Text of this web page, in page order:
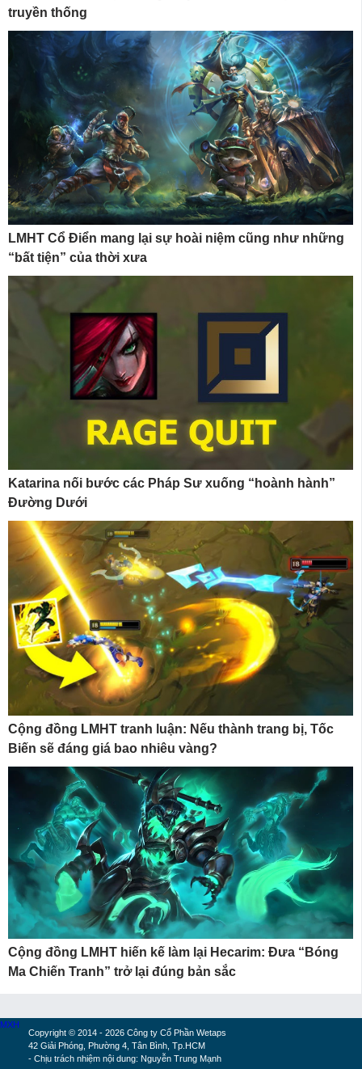
truyền thống
LMHT Cổ Điển mang lại sự hoài niệm cũng như những
“bất tiện” của thời xưa
Katarina nối bước các Pháp Sư xuống “hoành hành”
Đường Dưới
Cộng đồng LMHT tranh luận: Nếu thành trang bị, Tốc
Biến sẽ đáng giá bao nhiêu vàng?
Cộng đồng LMHT hiến kế làm lại Hecarim: Đưa “Bóng
Ma Chiến Tranh” trở lại đúng bản sắc
Copyright © 2014 - 2026 Công ty Cổ Phần Wetaps
42 Giải Phóng, Phường 4, Tân Bình, Tp.HCM
- Chịu trách nhiệm nội dung: Nguyễn Trung Mạnh
MXH